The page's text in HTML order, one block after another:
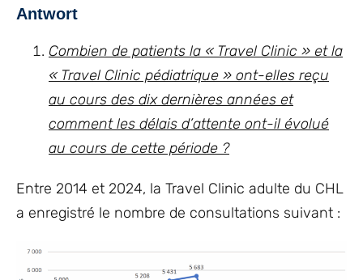
Antwort
Combien de patients la « Travel Clinic » et la
« Travel Clinic pédiatrique » ont-elles reçu
au cours des dix dernières années et
comment les délais d’attente ont-il évolué
au cours de cette période ?
Entre 2014 et 2024, la Travel Clinic adulte du CHL
a enregistré le nombre de consultations suivant :